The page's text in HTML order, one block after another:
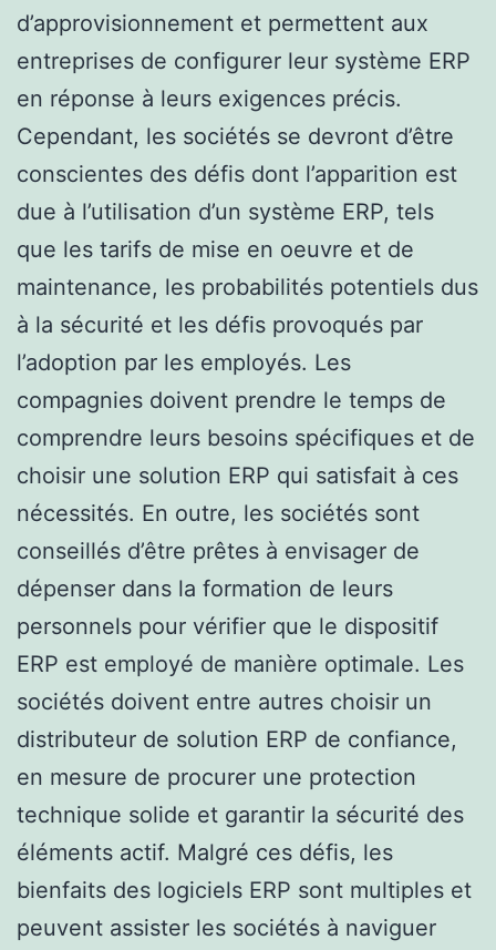
d’approvisionnement et permettent aux
entreprises de configurer leur système ERP
en réponse à leurs exigences précis.
Cependant, les sociétés se devront d’être
conscientes des défis dont l’apparition est
due à l’utilisation d’un système ERP, tels
que les tarifs de mise en oeuvre et de
maintenance, les probabilités potentiels dus
à la sécurité et les défis provoqués par
l’adoption par les employés. Les
compagnies doivent prendre le temps de
comprendre leurs besoins spécifiques et de
choisir une solution ERP qui satisfait à ces
nécessités. En outre, les sociétés sont
conseillés d’être prêtes à envisager de
dépenser dans la formation de leurs
personnels pour vérifier que le dispositif
ERP est employé de manière optimale. Les
sociétés doivent entre autres choisir un
distributeur de solution ERP de confiance,
en mesure de procurer une protection
technique solide et garantir la sécurité des
éléments actif. Malgré ces défis, les
bienfaits des logiciels ERP sont multiples et
peuvent assister les sociétés à naviguer